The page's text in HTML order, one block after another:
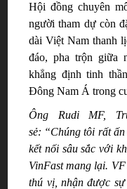
Hội đồng chuyên
người tham dự còn
dài Việt Nam thanh
đáo, pha trộn giữa
khẳng định tinh
Đông Nam Á trong
Ông Rudi MF,
sẻ: “Chúng tôi rất
kết nối sâu sắc với
VinFast mang lại.
thú vị, nhận được